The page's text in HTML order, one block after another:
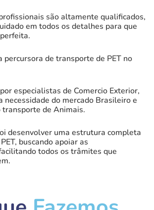
são altamente qualificados,
em todos os detalhes para que
percursora de transporte de PET no
especialistas de Comercio Exterior,
necessidade do mercado Brasileiro e
de Animais.
desenvolver uma estrutura completa
buscando apoiar as
todos os trâmites que